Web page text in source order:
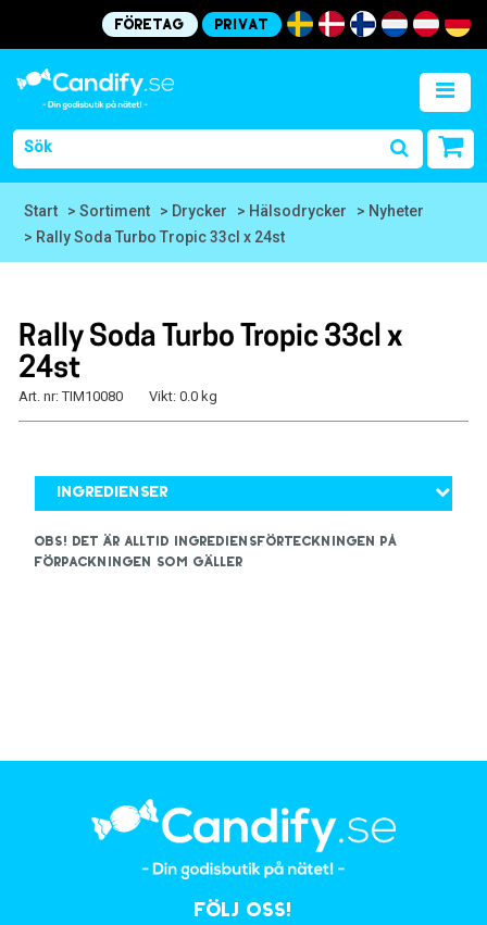
Företag Privat
Start > Sortiment > Drycker > Hälsodrycker
> Nyheter
> Rally Soda Turbo Tropic 33cl x 24st
Rally Soda Turbo Tropic 33cl x
24st
Art. nr: TIM10080 Vikt: 0.0 kg
Ingredienser
OBS! Det är alltid ingrediensförteckningen på
förpackningen som gäller
Följ oss!